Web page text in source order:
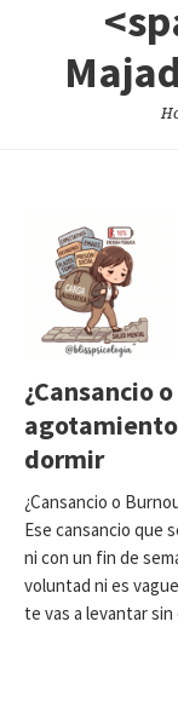
¿Cansancio
agotamiento
dormir
¿Cansancio o
Ese cansancio que
ni con un fin de
voluntad ni es
te vas a levantar sin